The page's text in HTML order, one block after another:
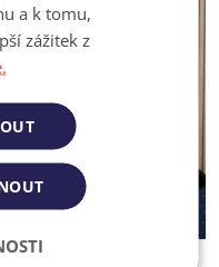
a k tomu,
zážitek z